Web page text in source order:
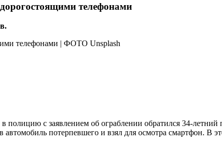
телефонами
с заявлением об ограблении обратился 34-летний
потерпевшего и взял для осмотра смартфон.